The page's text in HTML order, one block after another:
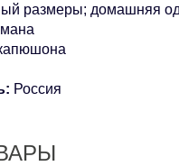
размеры; домашняя
Россия